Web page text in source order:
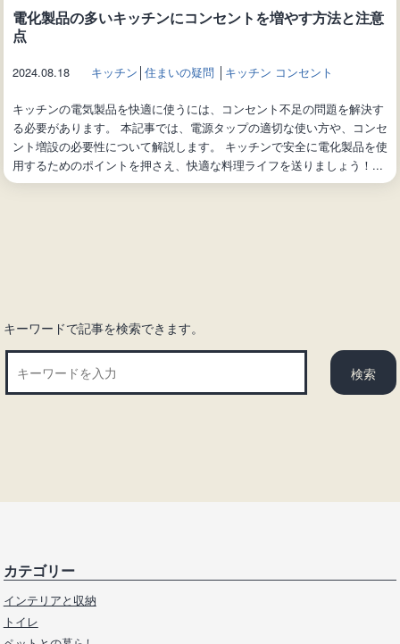
電化製品の多いキッチンにコンセントを増やす方法と注意
点
2024.08.18 キッチン │ 住まいの疑問 │ キッチン コンセント
キッチンの電気製品を快適に使うには、コンセント不足の問題を解決す
る必要があります。 本記事では、電源タップの適切な使い方や、コンセ
ント増設の必要性について解説します。 キッチンで安全に電化製品を使
用するためのポイントを押さえ、快適な料理ライフを送りましょう！...
キーワードで記事を検索できます。
カテゴリー
インテリアと収納
トイレ